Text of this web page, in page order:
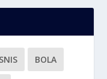
BOLA